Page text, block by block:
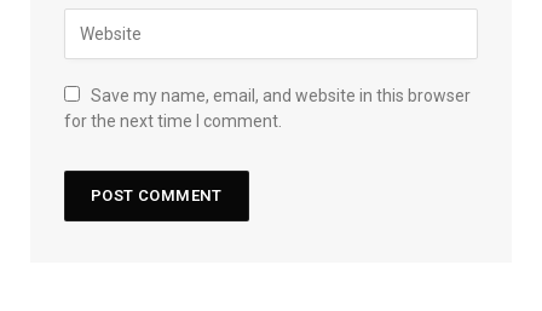
Save my name, email, and website in this browser
for the next time I comment.